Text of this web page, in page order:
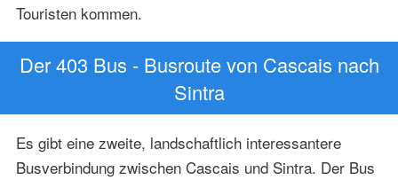
Touristen kommen.
Der 403 Bus - Busroute von Cascais nach
Sintra
Es gibt eine zweite, landschaftlich interessantere
Busverbindung zwischen Cascais und Sintra. Der Bus